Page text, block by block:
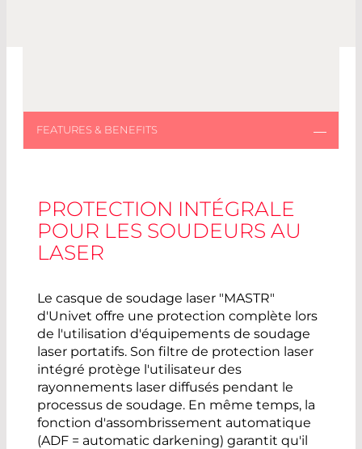
PROTECTION INTÉGRALE
POUR LES SOUDEURS AU
LASER
Le casque de soudage laser "MASTR"
d'Univet offre une protection complète lors
de l'utilisation d'équipements de soudage
laser portatifs. Son filtre de protection laser
intégré protège l'utilisateur des
rayonnements laser diffusés pendant le
processus de soudage. En même temps, la
fonction d'assombrissement automatique
(ADF = automatic darkening) garantit qu'il